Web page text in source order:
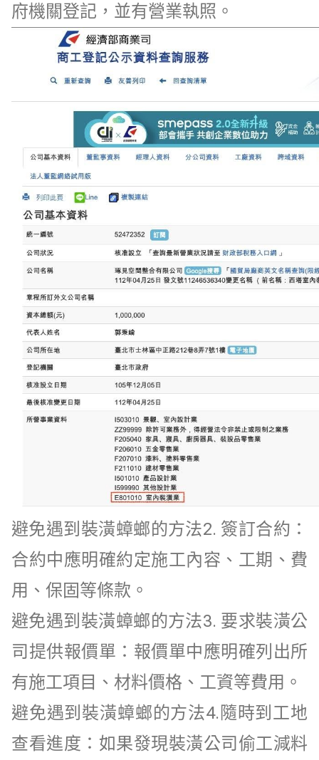
府機關登記，並有營業執照。
避免遇到裝潢蟑螂的方法2. 簽訂合約：
合約中應明確約定施工內容、工期、費
用、保固等條款。
避免遇到裝潢蟑螂的方法3. 要求裝潢公
司提供報價單：報價單中應明確列出所
有施工項目、材料價格、工資等費用。
避免遇到裝潢蟑螂的方法4.隨時到工地
查看進度：如果發現裝潢公司偷工減料